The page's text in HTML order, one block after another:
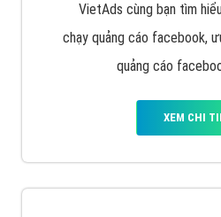
VietAds cùng bạn tìm
chạy quảng cáo facebook,
quảng cáo
XEM CHI